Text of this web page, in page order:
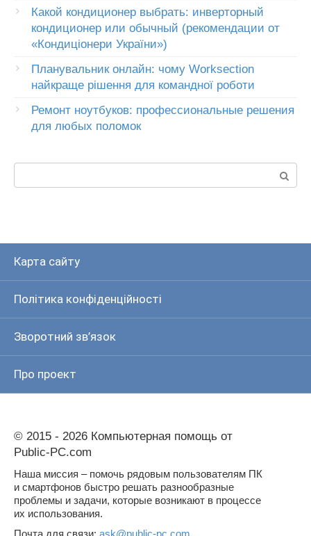
Какой кондиционер выбрать: инверторный
кондиционер или обычный (рекомендации от
«Кондиціонери України»)
Планувальник онлайн: чому Worksection
найкраще рішення для командної роботи
Ремонт ноутбуков: профессиональные решения
для любых поломок
Карта сайту
Політика конфіденційності
Зворотний зв’язок
Про проект
© 2015 - 2026 Компьютерная помощь от
Public-PC.com
Наша миссия – помочь рядовым пользователям ПК
и смартфонов быстро решать разнообразные
проблемы и задачи, которые возникают в процессе
их использования.
Почта для связи: ask@public-pc.com